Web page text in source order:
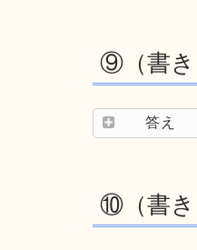
⑨（書き
答え
⑩（書き